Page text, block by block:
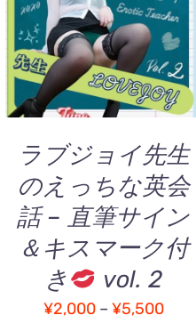
オプションを選択こ
の
商
品
に
は
複
数
の
バ
リ
エ
ー
シ
ョ
/
QUICK VIEW
ラブジョイ先生
のえっちな英会
話 – 直筆サイン
＆キスマーク付
き
vol. 2
¥2,000 – ¥5,500価